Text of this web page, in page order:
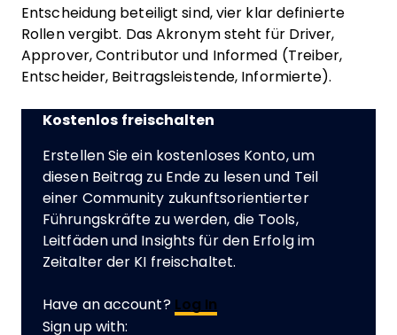
Entscheidung beteiligt sind, vier klar definierte
Rollen vergibt. Das Akronym steht für Driver,
Approver, Contributor und Informed (Treiber,
Entscheider, Beitragsleistende, Informierte).
Kostenlos freischalten
Erstellen Sie ein kostenloses Konto, um
diesen Beitrag zu Ende zu lesen und Teil
einer Community zukunftsorientierter
Führungskräfte zu werden, die Tools,
Leitfäden und Insights für den Erfolg im
Zeitalter der KI freischaltet.
Have an account? Log In
Sign up with: